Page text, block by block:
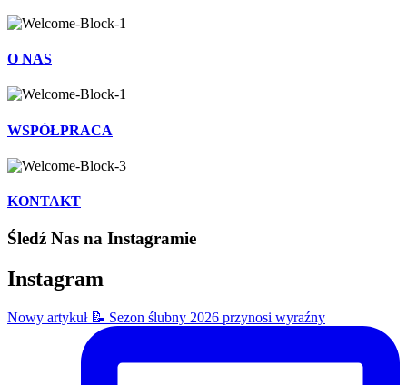
O NAS
WSPÓŁPRACA
KONTAKT
Śledź Nas na Instagramie
Instagram
Nowy artykuł 📝 Sezon ślubny 2026 przynosi wyraźny